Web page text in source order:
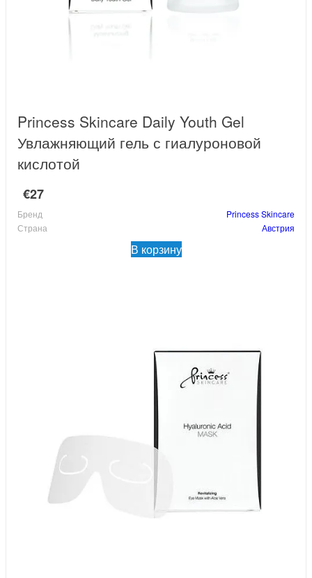
Princess Skincare Daily Youth Gel
Увлажняющий гель с гиалуроновой
кислотой
€27
Бренд
Princess Skincare
Страна
Австрия
В корзину